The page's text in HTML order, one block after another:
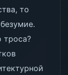
то
троса?